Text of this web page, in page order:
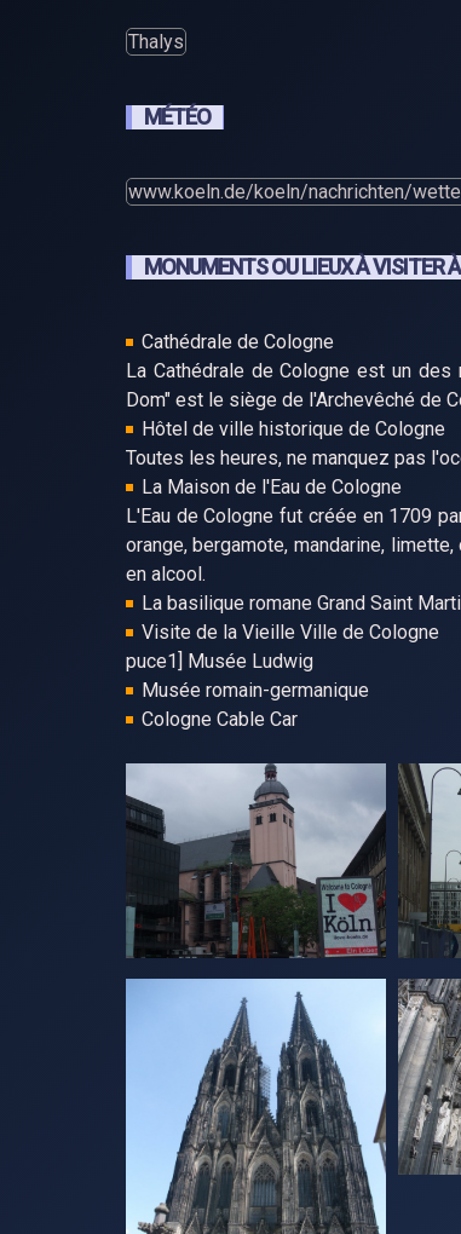
Thalys
MÉTÉO
www.koeln.de/koeln/nachrichten/
MONUMENTS OU LIEUX À VISITER
Cathédrale de Cologne
La Cathédrale de Cologne est un
Dom" est le siège de l'Archevêché de
Hôtel de ville historique de Cologne
Toutes les heures, ne manquez pas
La Maison de l'Eau de Cologne
L'Eau de Cologne fut créée en 1709
orange, bergamote, mandarine,
en alcool.
La basilique romane Grand Saint
Visite de la Vieille Ville de Cologne
puce1] Musée Ludwig
Musée romain-germanique
Cologne Cable Car